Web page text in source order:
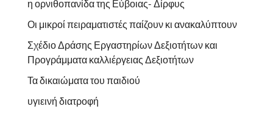
η ορνιθοπανίδα της Εύβοιας- Δίρφυς
Οι μικροί πειραματιστές παίζουν κι ανακαλύπτουν
Σχέδιο Δράσης Εργαστηρίων Δεξιοτήτων και
Προγράμματα καλλιέργειας Δεξιοτήτων
Τα δικαιώματα του παιδιού
υγιεινή διατροφή